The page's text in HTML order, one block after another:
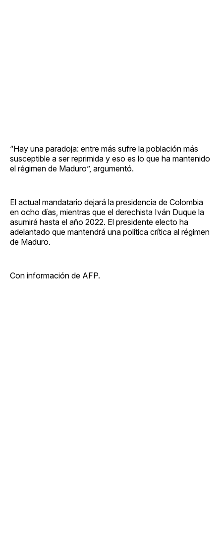
“Hay una paradoja: entre más sufre la población más
susceptible a ser reprimida y eso es lo que ha mantenido
el régimen de Maduro”, argumentó.
El actual mandatario dejará la presidencia de Colombia
en ocho días, mientras que el derechista Iván Duque la
asumirá hasta el año 2022. El presidente electo ha
adelantado que mantendrá una política crítica al régimen
de Maduro.
Con información de AFP.